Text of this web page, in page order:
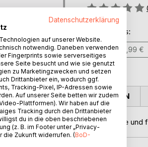
Bewertung::
0%
erhältlich als:
BUCH 17,99 €
einem Jahrzehnt, kurze, lange, tiefe und
AUTOR/IN PRESSESTIMMEN
Datenschutzerklärung
auf unserer Website.
notwendig. Daneben verwenden
Fingerprints sowie serverseitiges
Seite besucht und wie sie genutzt
zu Marketingzwecken und setzen
Drittanbieter ein, wodurch ggf.
Tracking-Pixel, IP-Adressen sowie
Auf unserer Seite betten wir zudem
Plattformen). Wir haben auf die
Tracking durch den Drittanbieter
du in die oben beschriebenen
(z. B. im Footer unter „Privacy-
die Zukunft widerrufen. (BoD-